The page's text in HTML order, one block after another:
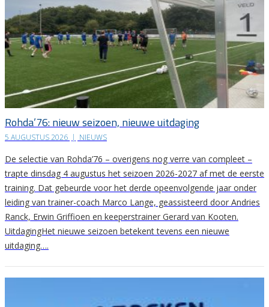
Rohda’76: nieuw seizoen, nieuwe uitdaging
5 AUGUSTUS 2026 | NIEUWS
De selectie van Rohda’76 – overigens nog verre van compleet –
trapte dinsdag 4 augustus het seizoen 2026-2027 af met de eerste
training. Dat gebeurde voor het derde opeenvolgende jaar onder
leiding van trainer-coach Marco Lange, geassisteerd door Andries
Ranck, Erwin Griffioen en keeperstrainer Gerard van Kooten.
UitdagingHet nieuwe seizoen betekent tevens een nieuwe
uitdaging….